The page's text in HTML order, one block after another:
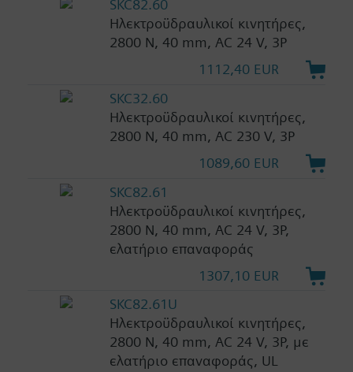
SKC82.60
Ηλεκτροϋδραυλικοί κινητήρες,
2800 N, 40 mm, AC 24 V, 3P
1112,40 EUR
SKC32.60
Ηλεκτροϋδραυλικοί κινητήρες,
2800 N, 40 mm, AC 230 V, 3P
1089,60 EUR
SKC82.61
Ηλεκτροϋδραυλικοί κινητήρες,
2800 N, 40 mm, AC 24 V, 3P,
ελατήριο επαναφοράς
1307,10 EUR
SKC82.61U
Ηλεκτροϋδραυλικοί κινητήρες,
2800 N, 40 mm, AC 24 V, 3P, με
ελατήριο επαναφοράς, UL